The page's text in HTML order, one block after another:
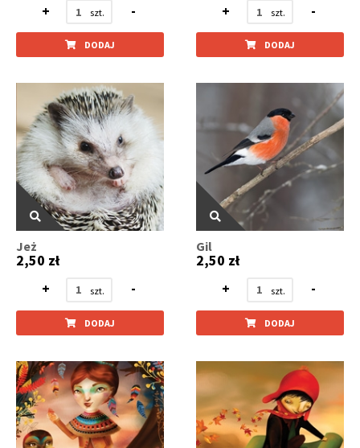
+
-
DODAJ
+
-
DODAJ
Jeż
2,50 zł
+
-
DODAJ
Gil
2,50 zł
+
-
DODAJ